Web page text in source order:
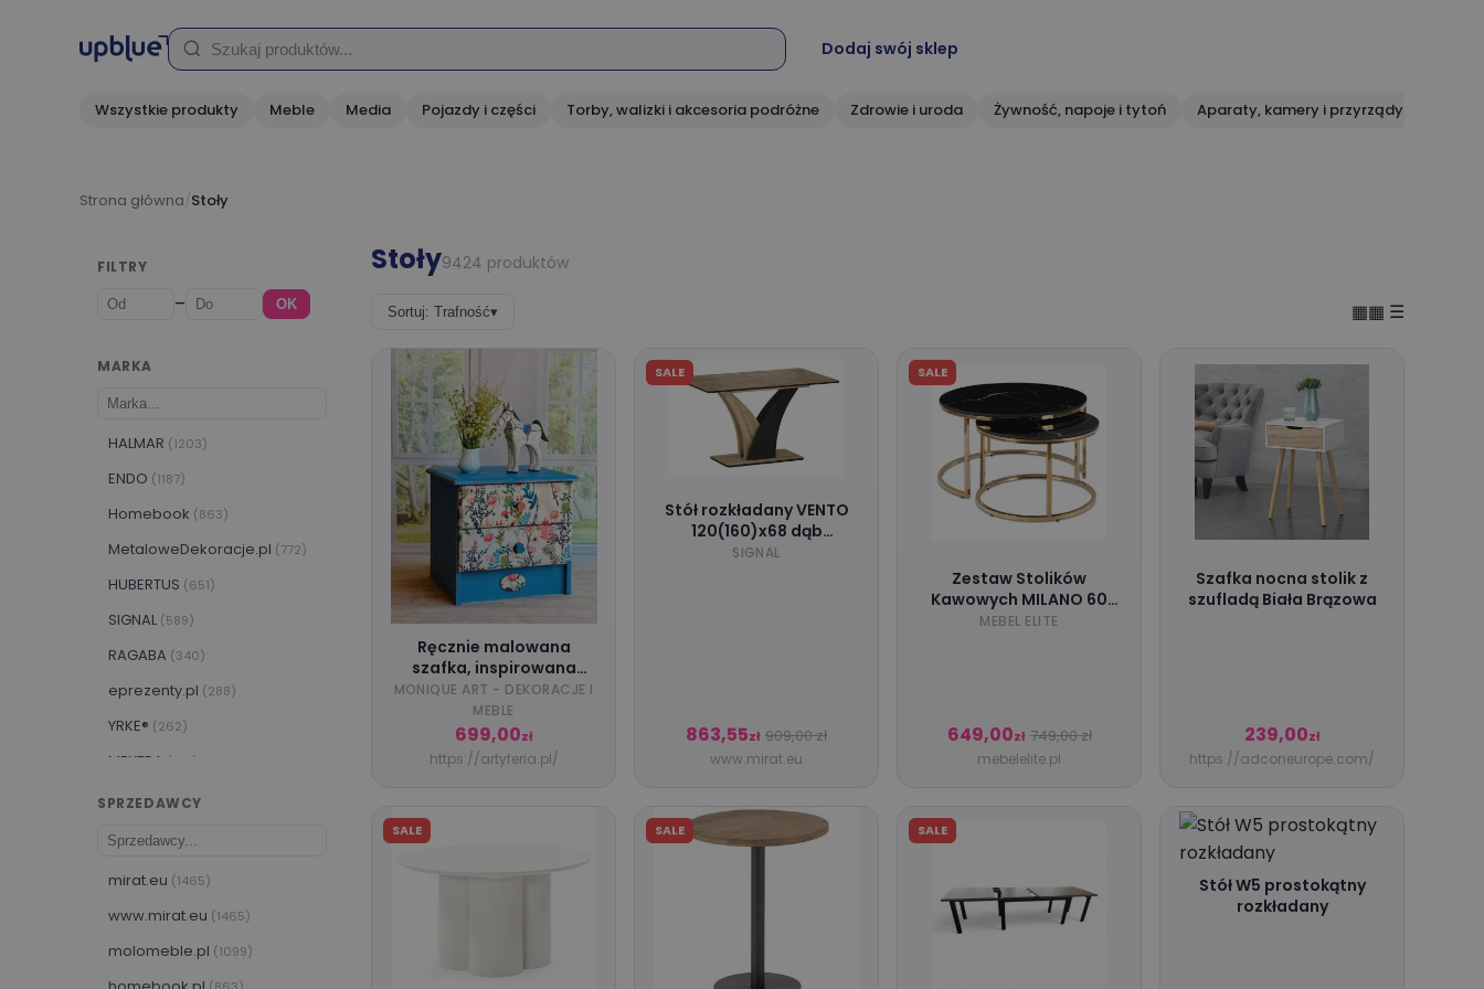
Dodaj swój sklep
Wszystkie produkty Meble Media Pojazdy i części Torby, walizki i akcesoria podróżne Zdrowie i uroda Żywność, napoje i tytoń Aparaty, kamery i przyrządy optyczne
Strona główna Stoły
FILTRY
– OK
MARKA
HALMAR (1203)
ENDO (1187)
Homebook (863)
MetaloweDekoracje.pl (772)
HUBERTUS (651)
SIGNAL (589)
RAGABA (340)
eprezenty.pl (288)
YRKE®️ (262)
MEXTRA (155)
Gallery Direct
Mebel Elite
SPRZEDAWCY
mirat.eu (1465)
www.mirat.eu (1465)
molomeble.pl (1099)
Stoły9424 produktów
Sortuj: Trafność▾ ▦▦ ☰
Ręcznie malowana
szafka, inspirowana
ogrodem, pojedynczy
egzemplarz
MONIQUE ART - DEKORACJE I
MEBLE
699,00zł
https://artyferia.pl/
SALE
Stół rozkładany VENTO
120(160)x68 dąb
artisan/czarny SIGNAL
SIGNAL
863,55zł 909,00 zł
www.mirat.eu
SALE
Zestaw Stolików
Kawowych MILANO 60
cm/80 cm Czarny
MEBEL ELITE
649,00zł 749,00 zł
mebelelite.pl
Szafka nocna stolik z
szufladą Biała Brązowa
239,00zł
https://adconeurope.com/
SALE SALE SALE
Stół W5 prostokątny
rozkładany